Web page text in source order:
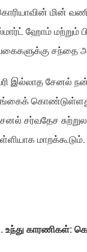
மின்
ஹோம் மற்றும்
சந்தை
இல்லாத சேனல்
சர்வதேச
மாறக்கூடும்.
உந்து காரணிகள்: